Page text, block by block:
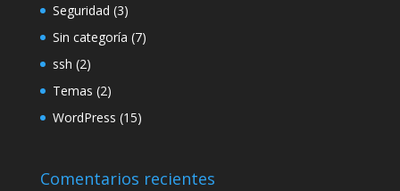
Seguridad (3)
Sin categoría (7)
ssh (2)
Temas (2)
WordPress (15)
Comentarios recientes